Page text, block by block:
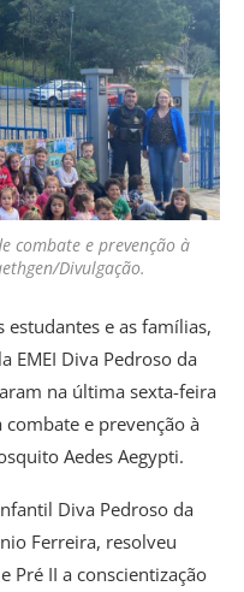
combate e prevenção à
Divulgação.
e as famílias,
EMEI Diva Pedroso da
na última sexta-feira
e prevenção à
Aedes Aegypti.
Diva Pedroso da
Ferreira, resolveu
Pré II a conscientização